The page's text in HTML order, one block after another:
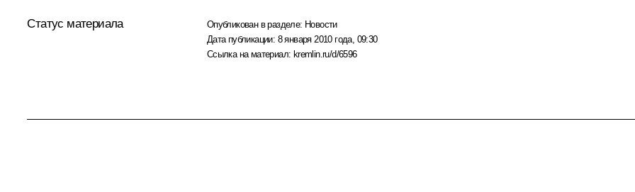
Статус материала Опубликован в разделе: Новости
Дата публикации: 8 января 2010 года, 09:30
Ссылка на материал: kremlin.ru/d/6596